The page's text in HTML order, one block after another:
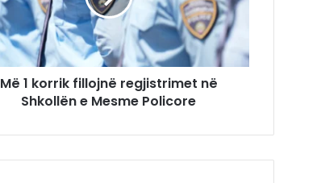
Më 1 korrik fillojnë regjistrimet në
Shkollën e Mesme Policore